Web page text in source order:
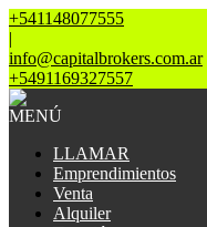
+541148077555
|
info@capitalbrokers.com.ar
+5491169327557
MENÚ
LLAMAR
Emprendimientos
Venta
Alquiler